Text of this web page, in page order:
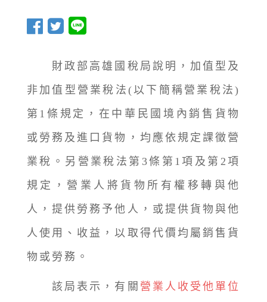
財政部高雄國稅局說明，加值型及
非加值型營業稅法(以下簡稱營業稅法)
第1條規定，在中華民國境內銷售貨物
或勞務及進口貨物，均應依規定課徵營
業稅。另營業稅法第3條第1項及第2項
規定，營業人將貨物所有權移轉與他
人，提供勞務予他人，或提供貨物與他
人使用、收益，以取得代價均屬銷售貨
物或勞務。
該局表示，有關 營業人收受他單位